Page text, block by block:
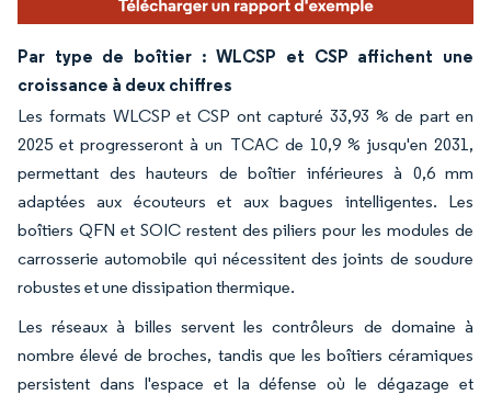
Par type de boîtier : WLCSP et CSP affichent une
croissance à deux chiffres
Les formats WLCSP et CSP ont capturé 33,93 % de part en
2025 et progresseront à un TCAC de 10,9 % jusqu'en 2031,
permettant des hauteurs de boîtier inférieures à 0,6 mm
adaptées aux écouteurs et aux bagues intelligentes. Les
boîtiers QFN et SOIC restent des piliers pour les modules de
carrosserie automobile qui nécessitent des joints de soudure
robustes et une dissipation thermique.
Les réseaux à billes servent les contrôleurs de domaine à
nombre élevé de broches, tandis que les boîtiers céramiques
persistent dans l'espace et la défense où le dégazage et